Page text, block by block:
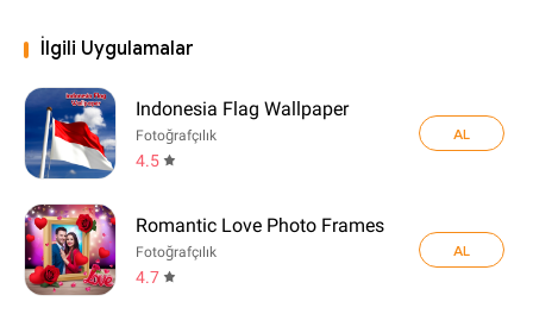
İlgili Uygulamalar
Indonesia Flag Wallpaper
Fotoğrafçılık
4.5
AL
Romantic Love Photo Frames
Fotoğrafçılık
4.7
AL